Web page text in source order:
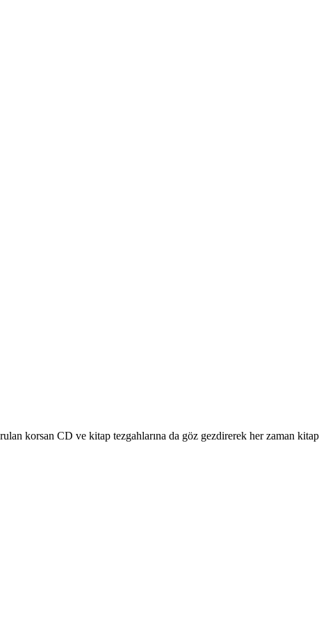
korsan CD ve kitap tezgahlarına da göz gezdirerek her zaman kitap